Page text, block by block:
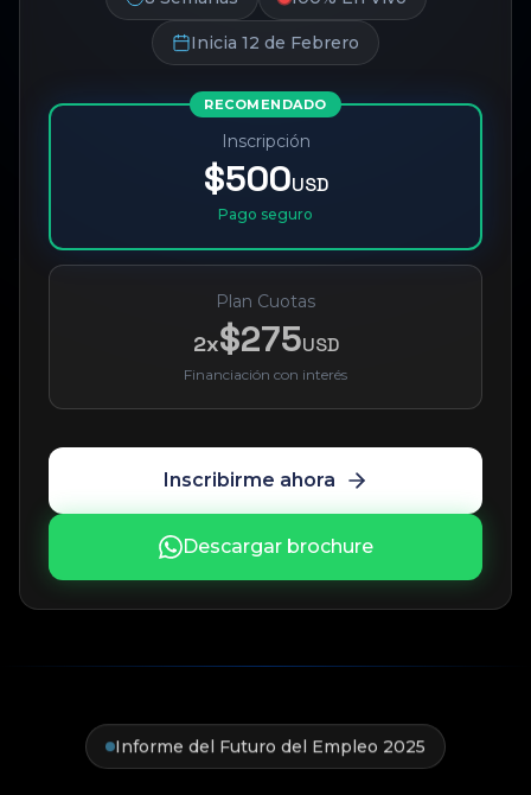
Inicia 12 de Febrero
RECOMENDADO
Inscripción
$500USD
Pago seguro
Plan Cuotas
2x$275USD
Financiación con interés
Inscribirme ahora
Descargar brochure
Informe del Futuro del Empleo 2025